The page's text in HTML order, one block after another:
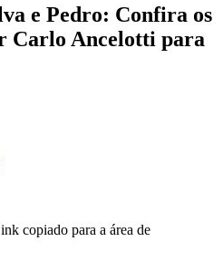
e Pedro: Confira os
Carlo Ancelotti para
copiado para a área de